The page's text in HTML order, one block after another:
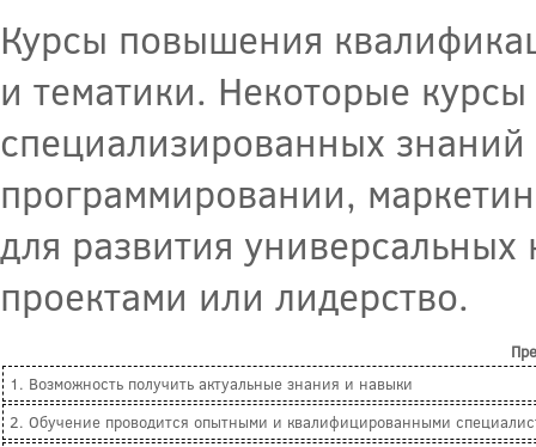
Курсы повышения
и тематики. Некоторые
специализированных
программировании,
для развития
проектами или лидерство.
1. Возможность получить актуальные знания и навыки
2. Обучение проводится опытными и квалифицированными